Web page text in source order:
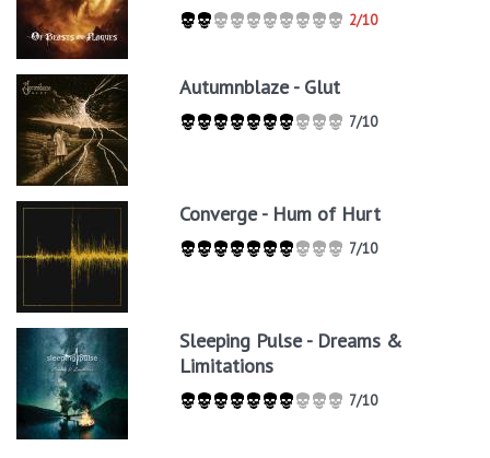
2/10
Autumnblaze - Glut
7/10
Converge - Hum of Hurt
7/10
Sleeping Pulse - Dreams &
Limitations
7/10